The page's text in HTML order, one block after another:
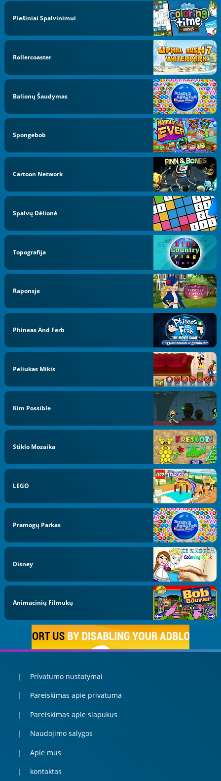
Piešiniai Spalvinimui
Rollercoaster
Balionų Šaudymas
Spongebob
Cartoon Network
Spalvų Dėlionė
Topografija
Raponsje
Phineas And Ferb
Peliukas Mikis
Kim Possible
Stiklo Mozaika
LEGO
Pramogų Parkas
Disney
Animacinių Filmukų
Privatumo nustatymai
Pareiskimas apie privatuma
Pareiskimas apie slapukus
Naudojimo salygos
Apie mus
kontaktas